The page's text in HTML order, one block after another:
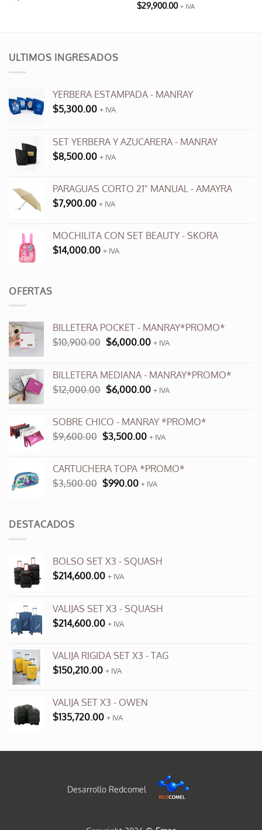
$29,900.00 + IVA
opciones
en
producto
ULTIMOS INGRESADOS
YERBERA ESTAMPADA - MANRAY
$5,300.00 + IVA
SET YERBERA Y AZUCARERA - MANRAY
$8,500.00 + IVA
PARAGUAS CORTO 21" MANUAL - AMAYRA
$7,900.00 + IVA
MOCHILITA CON SET BEAUTY - SKORA
$14,000.00 + IVA
OFERTAS
BILLETERA POCKET - MANRAY*PROMO*
$10,900.00 El
era:
$10,900.00.
$6,000.00El
es:
$6,000.00.
+ IVA
BILLETERA MEDIANA - MANRAY*PROMO*
$12,000.00 El
era:
$12,000.00.
$6,000.00El
es:
$6,000.00.
+ IVA
SOBRE CHICO - MANRAY *PROMO*
$9,600.00 El
era:
$9,600.00.
$3,500.00El
es:
$3,500.00.
+ IVA
CARTUCHERA TOPA *PROMO*
$3,500.00 El
$990.00El+ IVA
DESTACADOS
BOLSO SET X3 - SQUASH
$214,600.00 + IVA
VALIJAS SET X3 - SQUASH
$214,600.00 + IVA
VALIJA RIGIDA SET X3 - TAG
$150,210.00 + IVA
VALIJA SET X3 - OWEN
$135,720.00 + IVA
Desarrollo Redcomel